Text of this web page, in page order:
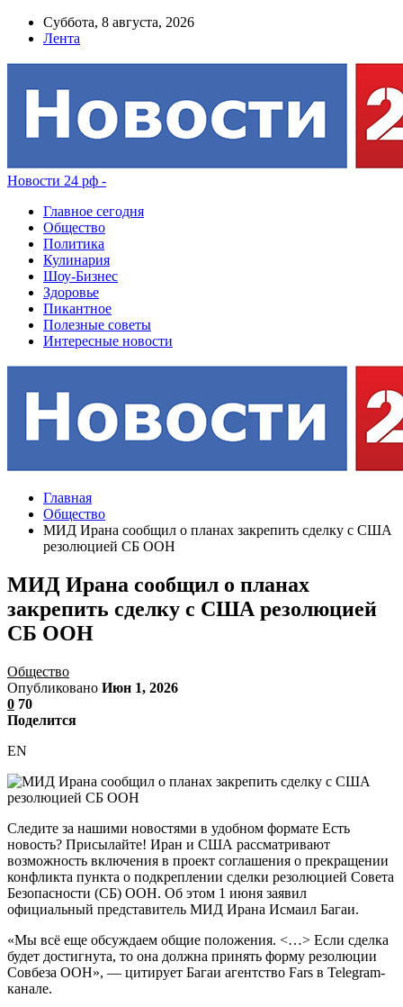
Суббота, 8 августа, 2026
Лента
Новости 24 рф -
Главное сегодня
Общество
Политика
Кулинария
Шоу-Бизнес
Здоровье
Пикантное
Полезные советы
Интересные новости
Главная
Общество
МИД Ирана сообщил о планах закрепить сделку с США
резолюцией СБ ООН
МИД Ирана сообщил о планах
закрепить сделку с США резолюцией
СБ ООН
Общество
Опубликовано Июн 1, 2026
0 70
Поделится
EN
Следите за нашими новостями в удобном формате Есть
новость? Присылайте! Иран и США рассматривают
возможность включения в проект соглашения о прекращении
конфликта пункта о подкреплении сделки резолюцией Совета
Безопасности (СБ) ООН. Об этом 1 июня заявил
официальный представитель МИД Ирана Исмаил Багаи.
«Мы всё еще обсуждаем общие положения. <…> Если сделка
будет достигнута, то она должна принять форму резолюции
Совбеза ООН», — цитирует Багаи агентство Fars в Telegram-
канале.